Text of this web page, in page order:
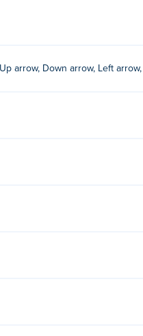
arrow, Down arrow, Left